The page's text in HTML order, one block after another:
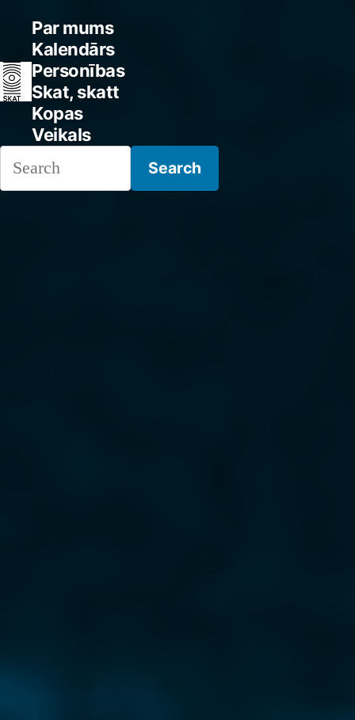
content
Par mums
Kalendārs
Personības
Skat, skatt
Kopas
Veikals